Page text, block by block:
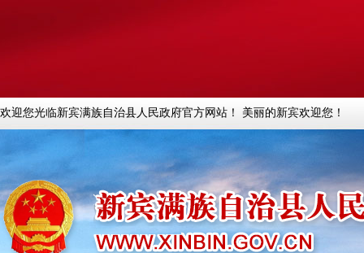
欢迎您光临新宾满族自治县人民政府官方网站！ 美丽的新宾欢迎您！